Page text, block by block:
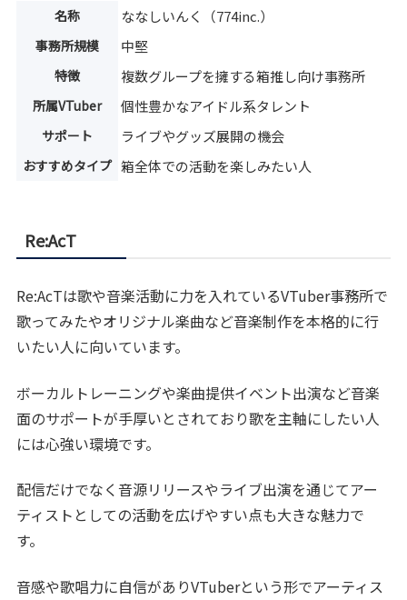
名称 ななしいんく（774inc.）
事務所規模 中堅
特徴 複数グループを擁する箱推し向け事務所
所属VTuber 個性豊かなアイドル系タレント
サポート ライブやグッズ展開の機会
おすすめタイプ 箱全体での活動を楽しみたい人
Re:AcT
Re:AcTは歌や音楽活動に力を入れているVTuber事務所で
歌ってみたやオリジナル楽曲など音楽制作を本格的に行
いたい人に向いています。
ボーカルトレーニングや楽曲提供イベント出演など音楽
面のサポートが手厚いとされており歌を主軸にしたい人
には心強い環境です。
配信だけでなく音源リリースやライブ出演を通じてアー
ティストとしての活動を広げやすい点も大きな魅力で
す。
音感や歌唱力に自信がありVTuberという形でアーティス